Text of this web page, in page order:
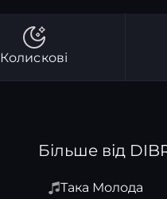
Колискові
Більше від
Така Молода